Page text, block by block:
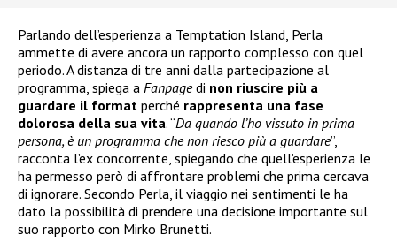
Parlando dell’esperienza a Temptation Island, Perla
ammette di avere ancora un rapporto complesso con quel
periodo. A distanza di tre anni dalla partecipazione al
programma, spiega a Fanpagedi non riuscire più a
guardare il format perché rappresenta una fase
dolorosa della sua vita. “Da quando l’ho vissuto in prima
persona, è un programma che non riesco più a guardare”,
racconta l’ex concorrente, spiegando che quell’esperienza le
ha permesso però di affrontare problemi che prima cercava
di ignorare. Secondo Perla, il viaggio nei sentimenti le ha
dato la possibilità di prendere una decisione importante sul
suo rapporto con Mirko Brunetti.